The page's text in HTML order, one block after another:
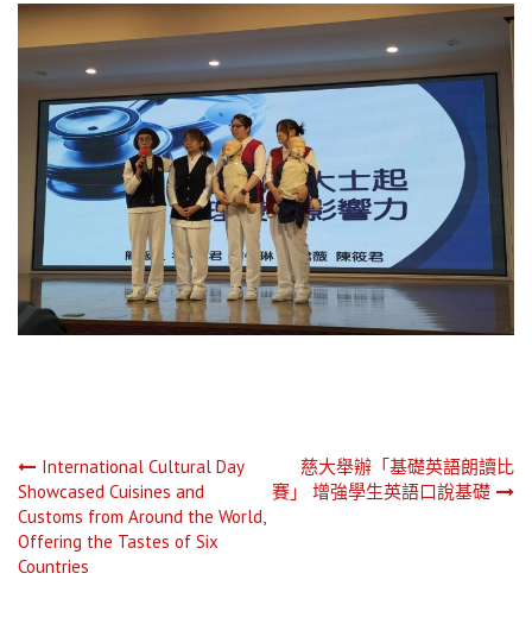
文
章
導
International Cultural Day
Showcased Cuisines and
Customs from Around the World,
Offering the Tastes of Six
Countries
慈大舉辦「基礎英語朗讀比
賽」 增強學生英語口說基礎